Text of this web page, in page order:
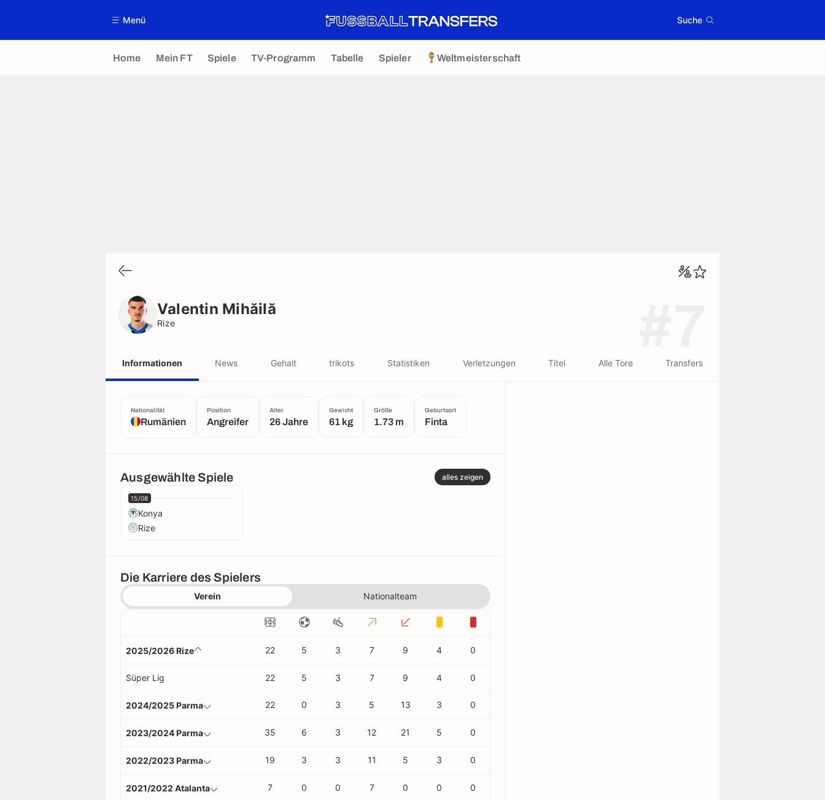
Menü Suche
Home Mein FT Spiele TV-Programm Tabelle Spieler Weltmeisterschaft
Valentin Mihăilă
Rize
Informationen News Gehalt trikots Statistiken Verletzungen Titel Alle Tore Transfers
Nationalität
Rumänien
Position
Angreifer
Alter
26 Jahre
Gewicht
61 kg
Größe
1.73 m
Geburtsort
Finta
Ausgewählte Spiele alles zeigen
15/08
Konya
Rize
Die Karriere des Spielers
Verein Nationalteam
2025/2026 Rize 22 5 3 7 9 4 0
Süper Lig 22 5 3 7 9 4 0
2024/2025 Parma 22 0 3 5 13 3 0
2023/2024 Parma 35 6 3 12 21 5 0
2022/2023 Parma 19 3 3 11 5 3 0
2021/2022 Atalanta 7 0 0 7 0 0 0